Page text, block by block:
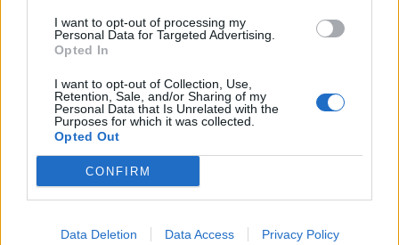
I want to opt-out of processing my
Personal Data for Targeted Advertising.
Opted In
I want to opt-out of Collection, Use,
Retention, Sale, and/or Sharing of my
Personal Data that Is Unrelated with the
Purposes for which it was collected.
Opted Out
CONFIRM
Data Deletion Data Access Privacy Policy
Petroniusz to pozytywna i bardzo ciekawa, choć
dobrym, to musiał oddać życie.
Czytaj także:
Ligia (Quo vadis) – charakterystyka
Eurycjusz (Quo Vadis) –
Obraz Rzymu w Quo vadis